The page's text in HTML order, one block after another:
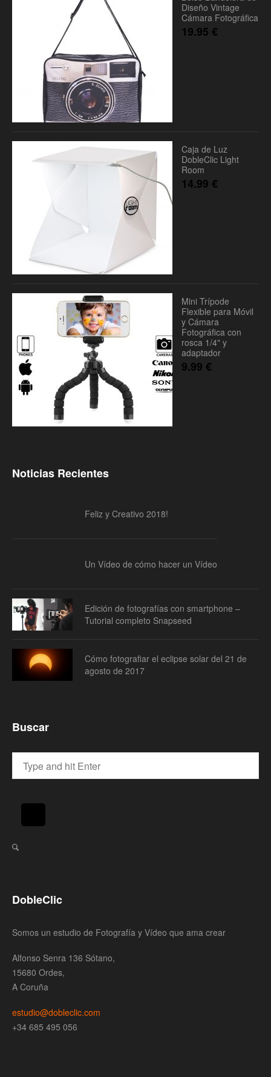
Diseño Vintage
Cámara Fotográfica
19.95 €
Caja de Luz
DobleClic Light
Room
14.99 €
Mini Trípode
Flexible para Móvil
y Cámara
Fotográfica con
rosca 1/4" y
adaptador
9.99 €
Noticias Recientes
Feliz y Creativo 2018!
Un Vídeo de cómo hacer un Vídeo
Edición de fotografías con smartphone –
Tutorial completo Snapseed
Cómo fotografiar el eclipse solar del 21 de
agosto de 2017
Buscar
DobleClic
Somos un estudio de Fotografía y Vídeo que ama crear
Alfonso Senra 136 Sótano,
15680 Ordes,
A Coruña
estudio@dobleclic.com
+34 685 495 056